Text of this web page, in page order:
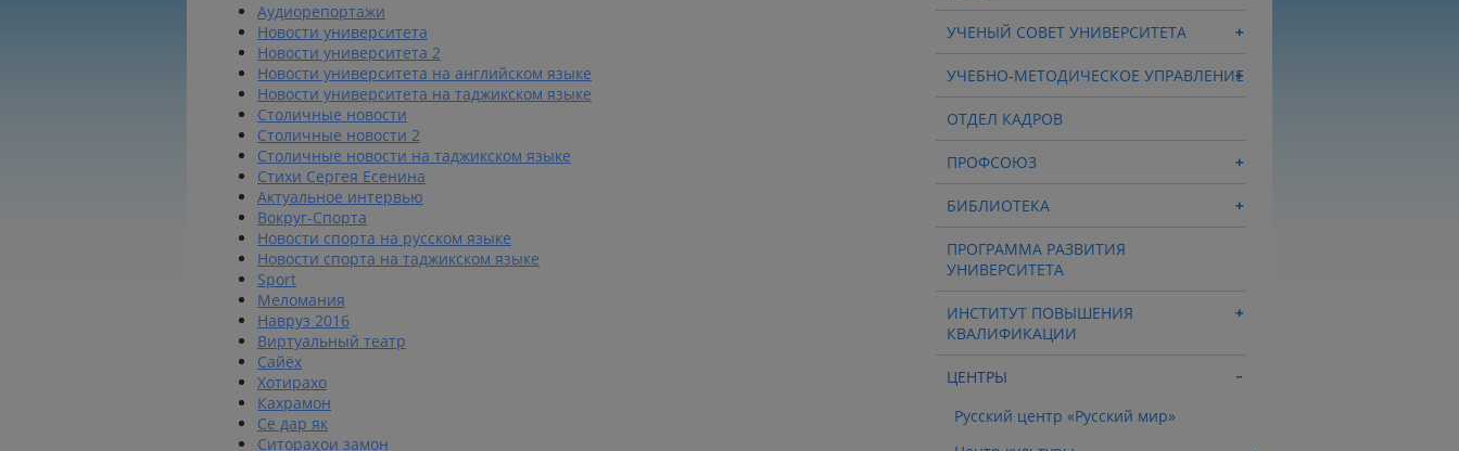
Аудиорепортажи
Новости университета
Новости университета 2
Новости университета на английском языке
Новости университета на таджикском языке
Столичные новости
Столичные новости 2
Столичные новости на таджикском языке
Стихи Сергея Есенина
Актуальное интервью
Вокруг-Спорта
Новости спорта на русском языке
Новости спорта на таджикском языке
Sport
Меломания
Навруз 2016
Виртуальный театр
Сайёх
Хотирахо
Кахрамон
Се дар як
Ситораҳои замон
УЧЕНЫЙ СОВЕТ УНИВЕРСИТЕТА
УЧЕБНО-МЕТОДИЧЕСКОЕ УПРАВЛЕНИЕ
ОТДЕЛ КАДРОВ
ПРОФСОЮЗ
БИБЛИОТЕКА
ПРОГРАММА РАЗВИТИЯ
УНИВЕРСИТЕТА
ИНСТИТУТ ПОВЫШЕНИЯ
КВАЛИФИКАЦИИ
ЦЕНТРЫ
Русский центр «Русский мир»